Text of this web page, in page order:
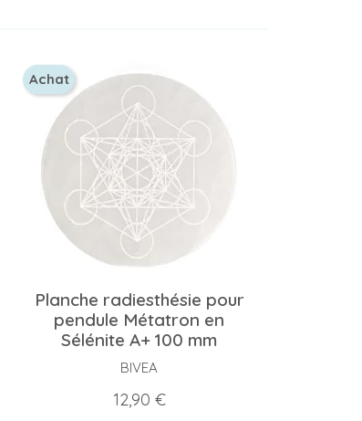
Planche radiesthésie pour
pendule Métatron en
Sélénite A+ 100 mm
BIVEA
Prix
12,90 €
Achat